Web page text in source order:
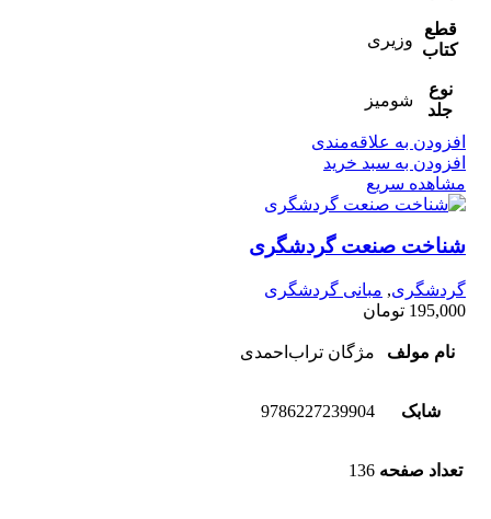
قطع
کتاب
وزیری
نوع
جلد
شومیز
افزودن به علاقه‌مندی
افزودن به سبد خرید
مشاهده سریع
شناخت صنعت گردشگری
گردشگری, مبانی گردشگری
195,000 تومان
نام مولف مژگان تراب‌احمدی
شابک 9786227239904
تعداد صفحه 136